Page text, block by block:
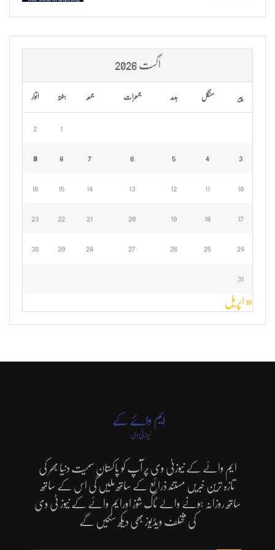
اگست 2026
پیر منگل بدھ جمعرات جمعہ ہفتہ اتوار
1
2
3
4
5
6
7
8
9
10
11
12
13
14
15
16
17
18
19
20
21
22
23
24
25
26
27
28
29
30
31
« اپریل
ایم وائے کے نیوزٹی وی پر آپ کو پاکستان سمیت دنیا بھر کی
تازہ ترین خبریں مستند ذرائع کے ساتھ ملیں گی اس کے ساتھ
ساتھ روزانہ ہونے والے ٹاک شوز اورایم وائے کے نیوز ٹی وی
کی مختلف ویڈیوز بھی دیکھ سکیں گے